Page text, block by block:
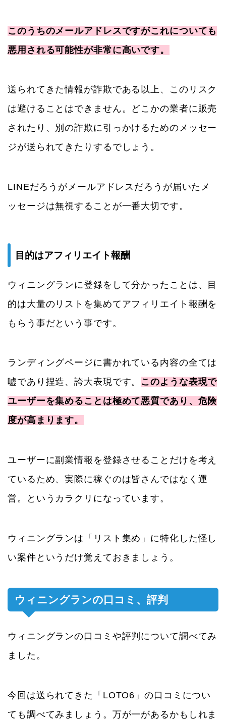
このうちのメールアドレスですがこれについても
悪用される可能性が非常に高いです。
送られてきた情報が詐欺である以上、このリスク
は避けることはできません。どこかの業者に販売
されたり、別の詐欺に引っかけるためのメッセー
ジが送られてきたりするでしょう。
LINEだろうがメールアドレスだろうが届いたメ
ッセージは無視することが一番大切です。
目的はアフィリエイト報酬
ウィニングランに登録をして分かったことは、目
的は大量のリストを集めてアフィリエイト報酬を
もらう事だという事です。
ランディングページに書かれている内容の全ては
嘘であり捏造、誇大表現です。 このような表現で
ユーザーを集めることは極めて悪質であり、危険
度が高まります。
ユーザーに副業情報を登録させることだけを考え
ているため、実際に稼ぐのは皆さんではなく運
営。というカラクリになっています。
ウィニングランは「リスト集め」に特化した怪し
い案件というだけ覚えておきましょう。
ウィニングランの口コミ、評判
ウィニングランの口コミや評判について調べてみ
ました。
今回は送られてきた「LOTO6」の口コミについ
ても調べてみましょう。万が一があるかもしれま